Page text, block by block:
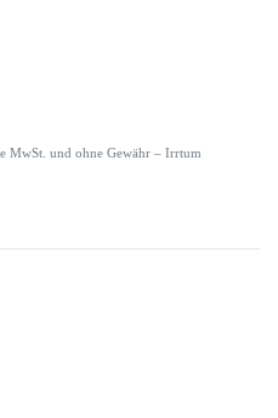
MwSt. und ohne Gewähr – Irrtum